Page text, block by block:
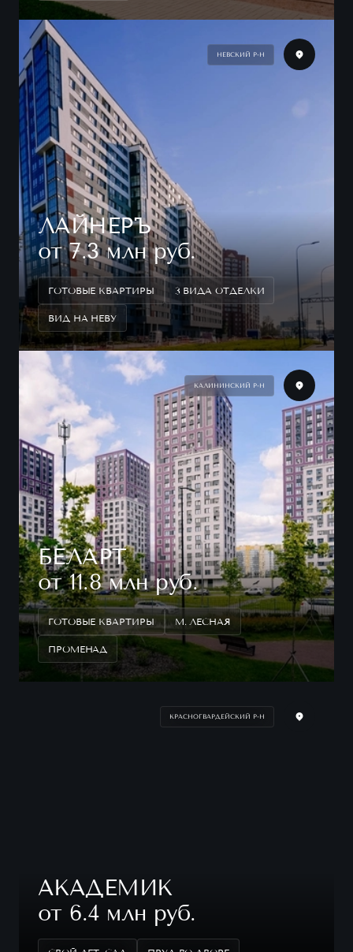
НЕВСКИЙ Р-Н
ЛАЙНЕРЪ
от 7.3 млн руб.
ГОТОВЫЕ КВАРТИРЫ 3 ВИДА ОТДЕЛКИ
ВИД НА НЕВУ
КАЛИНИНСКИЙ Р-Н
БЕЛАРТ
от 11.8 млн руб.
ГОТОВЫЕ КВАРТИРЫ М. ЛЕСНАЯ
ПРОМЕНАД
КРАСНОГВАРДЕЙСКИЙ Р-Н
АКАДЕМИК
от 6.4 млн руб.